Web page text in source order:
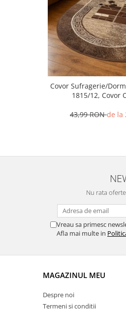
Covor Sufragerie/
1815/12, Covor
43,99 RONde la
Nu rata
Vreau sa primesc
Afla mai multe in
MAGAZINUL MEU
Despre noi
Termeni si conditii